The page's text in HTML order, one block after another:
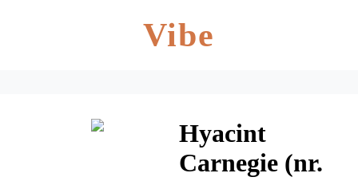
Vibe
Hyacint
Carnegie (nr.